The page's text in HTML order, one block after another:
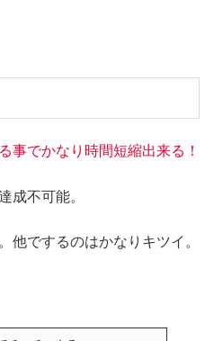
事でかなり時間短縮出来る！
成不可能。
他でするのはかなりキツイ。